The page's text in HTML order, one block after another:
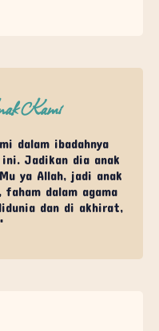
Kami
dalam ibadahnya
Jadikan dia anak
ya Allah, jadi anak
dalam agama
dan di akhirat,